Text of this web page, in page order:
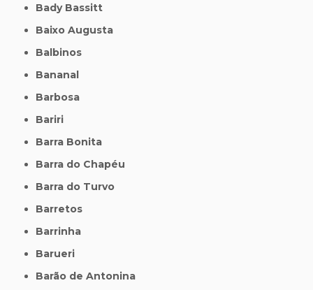
Bady Bassitt
Baixo Augusta
Balbinos
Bananal
Barbosa
Bariri
Barra Bonita
Barra do Chapéu
Barra do Turvo
Barretos
Barrinha
Barueri
Barão de Antonina